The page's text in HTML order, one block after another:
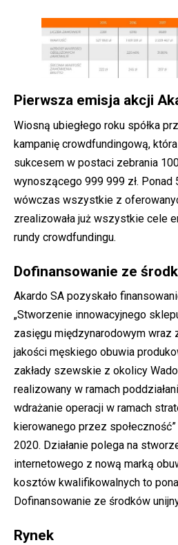
Pierwsza emisja akcji
Wiosną ubiegłego roku spółka
kampanię crowdfundingową,
sukcesem w postaci zebrania
wynoszącego 999 999 zł. Ponad
wówczas wszystkie z
zrealizowała już wszystkie cele
rundy crowdfundingu.
Dofinansowanie ze
Akardo SA pozyskało
„Stworzenie innowacyjnego
zasięgu międzynarodowym wraz
jakości męskiego obuwia
zakłady szewskie z okolicy
realizowany w ramach
wdrażanie operacji w ramach
kierowanego przez
2020. Działanie polega na
internetowego z nową marką
kosztów kwalifikowalnych to
Dofinansowanie ze środków
Rynek